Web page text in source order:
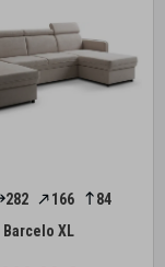
282 166
84
Barcelo XL